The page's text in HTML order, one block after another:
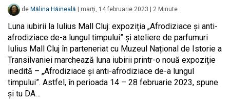
de Mălina Hăineală marți, 14 februarie 2023 2 Minute
Luna iubirii la Iulius Mall Cluj: expoziția „Afrodiziace și anti-
afrodiziace de-a lungul timpului” și ateliere de parfumuri
Iulius Mall Cluj în parteneriat cu Muzeul Național de Istorie a
Transilvaniei marchează luna iubirii printr-o nouă expoziție
inedită – „Afrodiziace și anti-afrodiziace de-a lungul
timpului”. Astfel, în perioada 14 – 28 februarie 2023, spune
și tu DA…